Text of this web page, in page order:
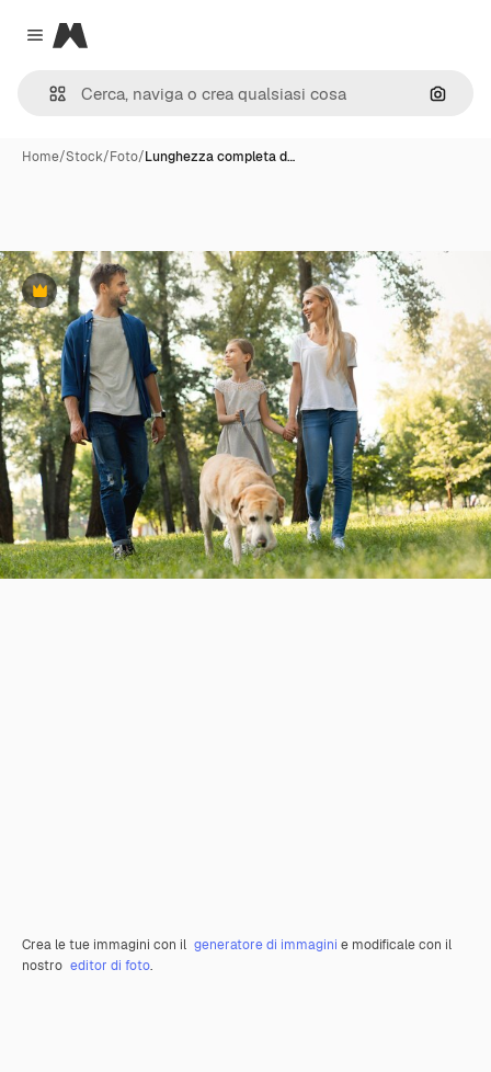
Close menu
Magnific
Cerca
Home/Stock/Foto/Lunghezza completa d…
Premium
Crea le tue immagini con il generatore di immagini e modificale con il
nostro editor di foto.